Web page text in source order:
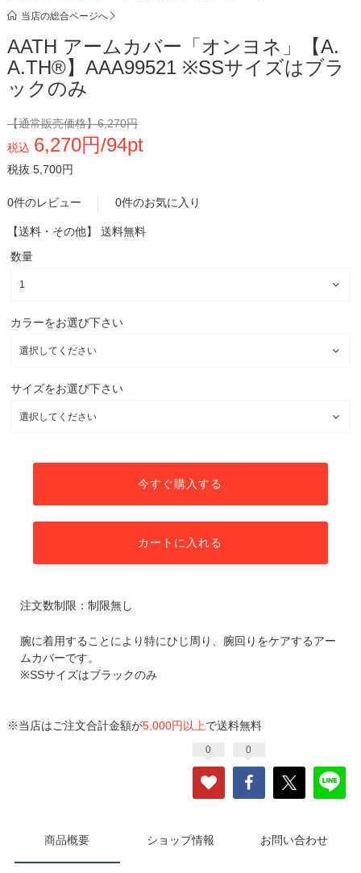
当店の総合ページへ
AATH アームカバー「オンヨネ」【A.
A.TH®︎】AAA99521 ※SSサイズはブラ
ックのみ
【通常販売価格】6,270円
税込 6,270円/94pt
税抜 5,700円
0件のレビュー 0件のお気に入り
【送料・その他】 送料無料
数量
カラーをお選び下さい
サイズをお選び下さい
今すぐ購入する
カートに入れる
注文数制限：制限無し
腕に着用することにより特にひじ周り、腕回りをケアするアー
ムカバーです。
※SSサイズはブラックのみ
※当店はご注文合計金額が5,000円以上で送料無料
0 0
商品概要 ショップ情報 お問い合わせ